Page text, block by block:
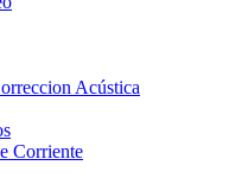
Acústica
Corriente